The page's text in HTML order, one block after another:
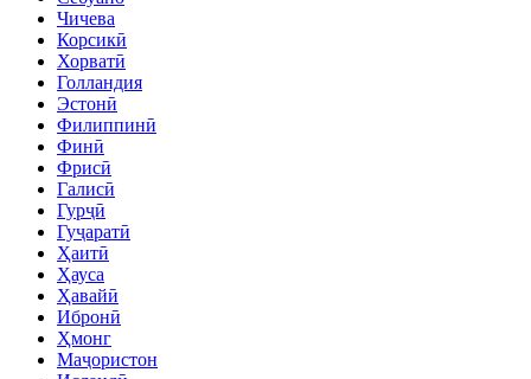
Чичева
Корсикӣ
Хорватӣ
Голландия
Эстонӣ
Филиппинӣ
Финӣ
Фрисӣ
Галисӣ
Гурҷӣ
Гуҷаратӣ
Ҳаитӣ
Ҳауса
Ҳавайӣ
Ибронӣ
Ҳмонг
Маҷористон